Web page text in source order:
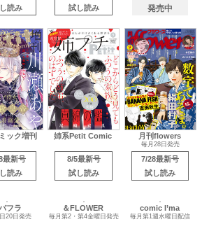
読み
試し読み
発売中
ック増刊
最新号
読み
姉系Petit Comic
8/5最新号
試し読み
月刊flowers
毎月28日発売
7/28最新号
試し読み